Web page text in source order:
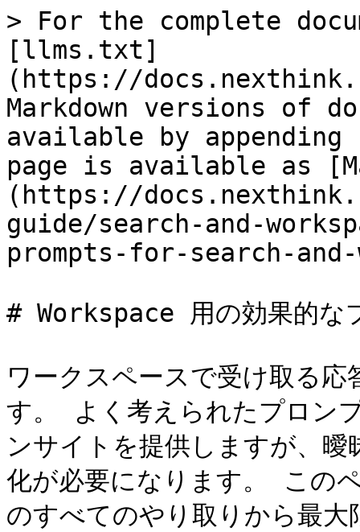
> For the complete
[llms.txt]
(https://
Markdown versions of
available by
page is available as
(https://
guide/search-and-
prompts-for-search-and-
# Workspace 用の効果的な
ワークスペースで受け取る
す。 よく考えられたプロン
ンサイトを提供しますが、
化が必要になります。 こ
のすべてのやり取りから最